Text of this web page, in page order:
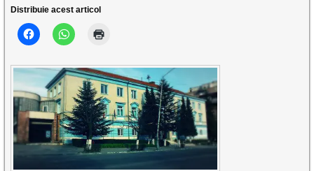
Distribuie acest articol